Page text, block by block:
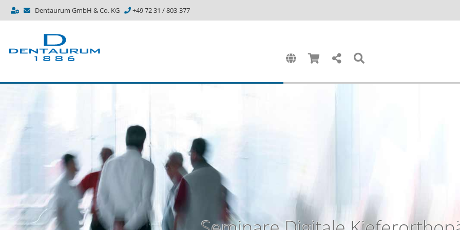
Dentaurum GmbH & Co. KG +49 72 31 / 803-377